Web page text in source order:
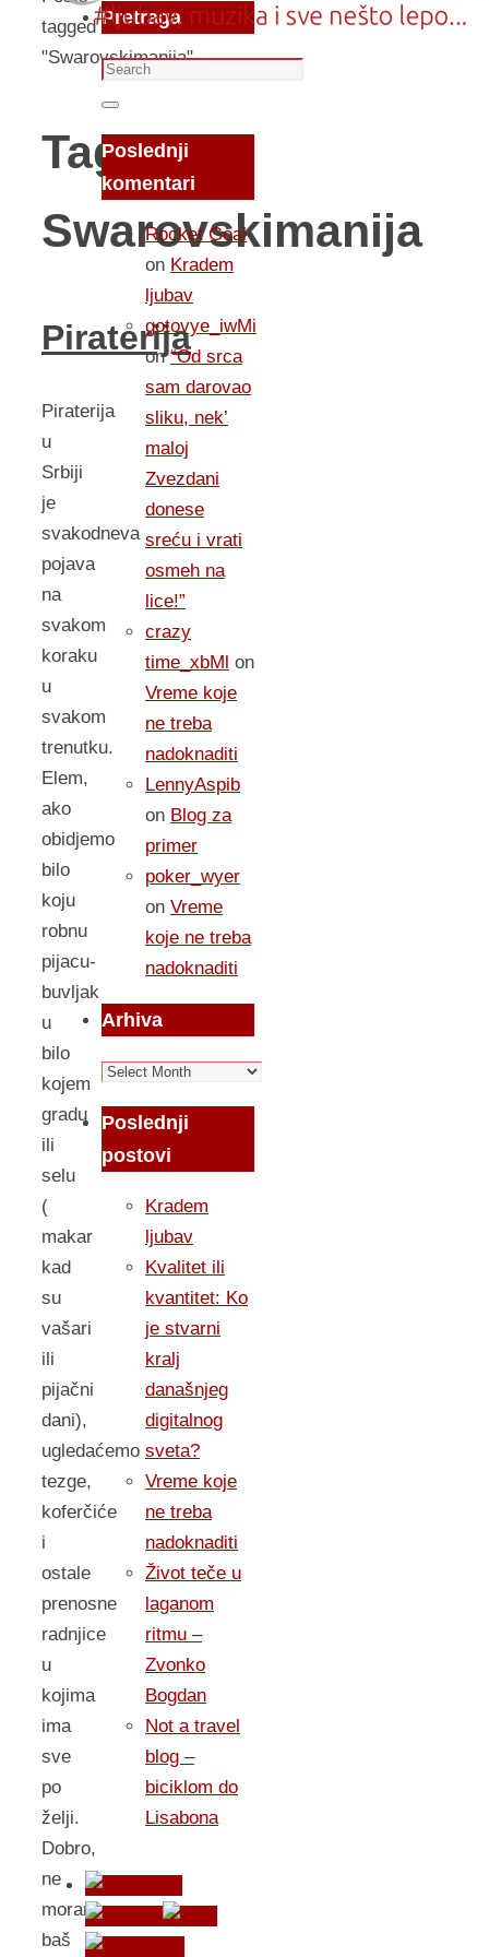
tagged
"Swarovskimanija"
Tag:
Swarovskimanija
Piraterija
Piraterija
u
Srbiji
je
svakodneva
pojava
na
svakom
koraku
u
svakom
trenutku.
Elem,
ako
obidjemo
bilo
koju
robnu
pijacu-
buvljak
u
bilo
kojem
gradu
ili
selu
(
makar
kad
su
vašari
ili
pijačni
dani),
ugledaćemo
tezge,
koferčiće
i
ostale
prenosne
radnjice
u
kojima
ima
sve
po
želji.
Dobro,
ne
moramo
baš
Pretraga
Search
for:
Search
Poslednji
komentari
Rocket Goal
on Kradem
ljubav
gotovye_iwMi
on“Od srca
sam darovao
sliku, nek’
maloj
Zvezdani
donese
sreću i vrati
osmeh na
lice!”
crazy
time_xbMl on
Vreme koje
ne treba
nadoknaditi
LennyAspib
on Blog za
primer
poker_wyer
on Vreme
koje ne treba
nadoknaditi
Arhiva
Arhiva
Poslednji
postovi
Kradem
ljubav
Kvalitet ili
kvantitet: Ko
je stvarni
kralj
današnjeg
digitalnog
sveta?
Vreme koje
ne treba
nadoknaditi
Život teče u
laganom
ritmu –
Zvonko
Bogdan
Not a travel
blog –
biciklom do
Lisabona